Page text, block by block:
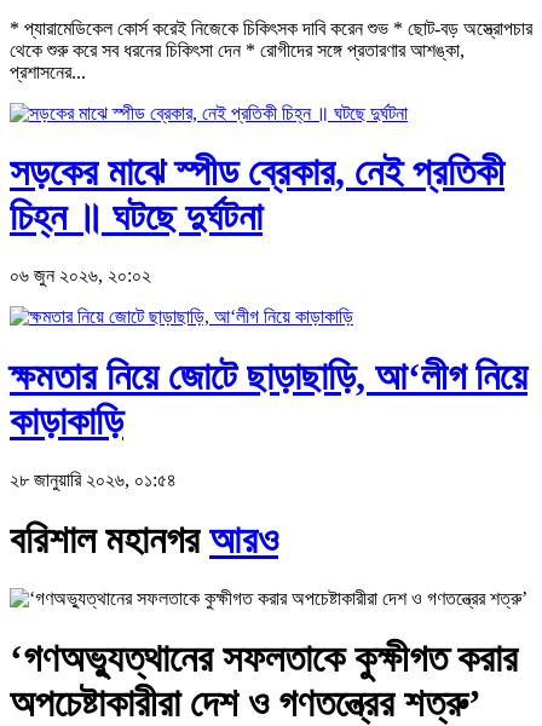
* প্যারামেডিকেল কোর্স করেই নিজেকে চিকিৎসক দাবি করেন শুভ * ছোট-বড় অস্ত্রোপচার
থেকে শুরু করে সব ধরনের চিকিৎসা দেন * রোগীদের সঙ্গে প্রতারণার আশঙ্কা,
প্রশাসনের...
সড়কের মাঝে স্পীড ব্রেকার, নেই প্রতিকী
চিহ্ন ॥ ঘটছে দুর্ঘটনা
০৬ জুন ২০২৬, ২০:০২
ক্ষমতার নিয়ে জোটে ছাড়াছাড়ি, আ‘লীগ নিয়ে
কাড়াকাড়ি
২৮ জানুয়ারি ২০২৬, ০১:৫৪
বরিশাল মহানগরআরও
‘গণঅভ্যুত্থানের সফলতাকে কুক্ষীগত করার
অপচেষ্টাকারীরা দেশ ও গণতন্ত্রের শত্রু’